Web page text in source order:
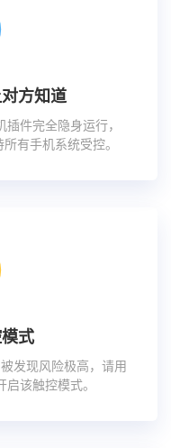
方知道
件完全隐身运行，
有手机系统受控。
式
发现风险极高，请用
该触控模式。